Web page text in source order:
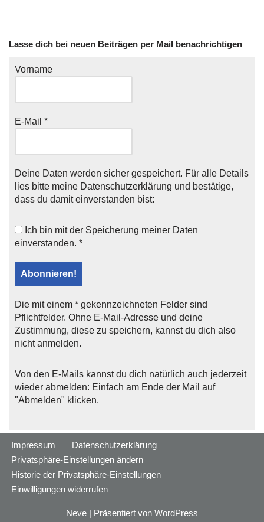
Lasse dich bei neuen Beiträgen per Mail benachrichtigen
Vorname
E-Mail *
Deine Daten werden sicher gespeichert. Für alle Details
lies bitte meine Datenschutzerklärung und bestätige,
dass du damit einverstanden bist:
Ich bin mit der Speicherung meiner Daten
einverstanden. *
Die mit einem * gekennzeichneten Felder sind
Pflichtfelder. Ohne E-Mail-Adresse und deine
Zustimmung, diese zu speichern, kannst du dich also
nicht anmelden.
Von den E-Mails kannst du dich natürlich auch jederzeit
wieder abmelden: Einfach am Ende der Mail auf
"Abmelden" klicken.
Impressum
Datenschutzerklärung
Privatsphäre-Einstellungen ändern
Historie der Privatsphäre-Einstellungen
Einwilligungen widerrufen
Neve | Präsentiert von WordPress